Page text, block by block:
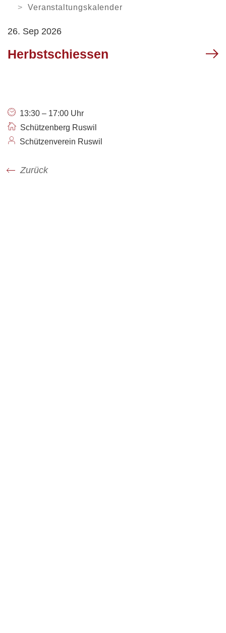
Veranstaltungskalender
Offene Stellen
Öffnungszeiten
ARBEITEN
Arbeitslosenanmeldung
Mobilität
Login
My Ruswil
26. Sep 2026
Herbstschiessen
13:30 – 17:00 Uhr
Schützenberg Ruswil
Schützenverein Ruswil
Zurück